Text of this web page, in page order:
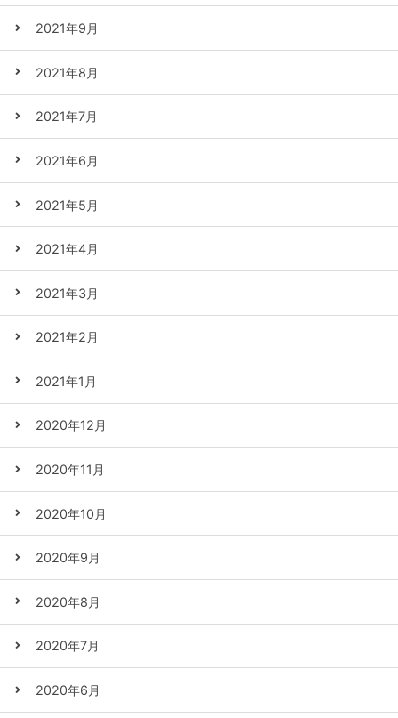
2021年9月
2021年8月
2021年7月
2021年6月
2021年5月
2021年4月
2021年3月
2021年2月
2021年1月
2020年12月
2020年11月
2020年10月
2020年9月
2020年8月
2020年7月
2020年6月